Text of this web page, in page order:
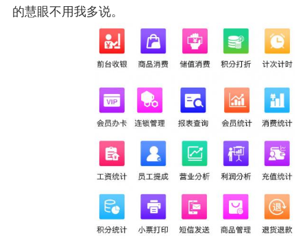
的慧眼不用我多说。